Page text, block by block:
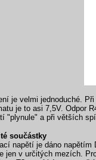
je velmi jednoduché.
je to asi 7,5V. Odpor
"plynule" a při větších
součástky
napětí je dáno napětím
jen v určitých mezích.